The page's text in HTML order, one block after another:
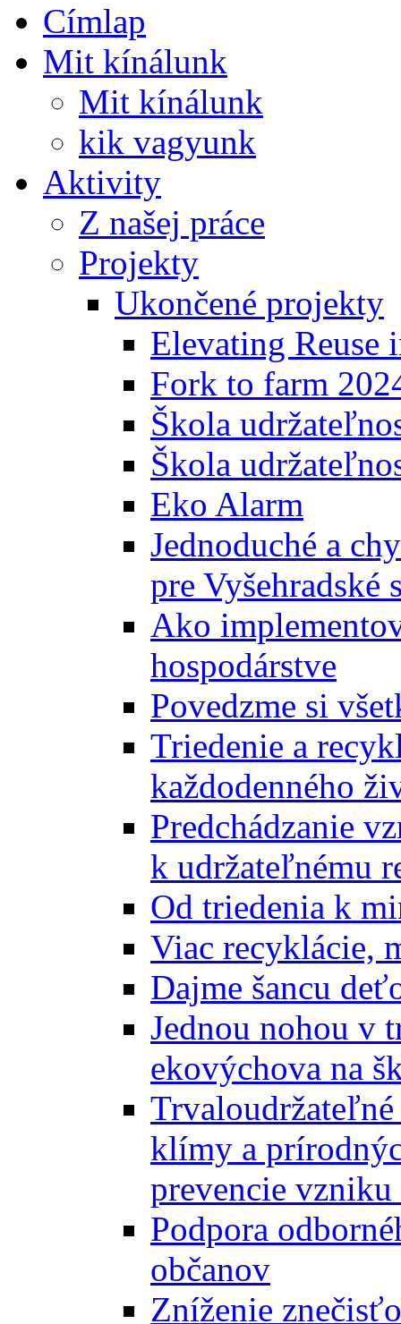
Címlap
Mit kínálunk
Mit kínálunk
kik vagyunk
Aktivity
Z našej práce
Projekty
Ukončené projekty
Elevating Reuse
Fork to farm
Škola
Škola
Eko Alarm
Jednoduché a
pre Vyšehradské
Ako
hospodárstve
Povedzme si
Triedenie a
každodenného
Predchádzanie
k udržateľnému
Od triedenia k
Viac recyklácie,
Dajme šancu
Jednou nohou v
ekovýchova na
klímy a
prevencie vzniku
Podpora
občanov
Zníženie